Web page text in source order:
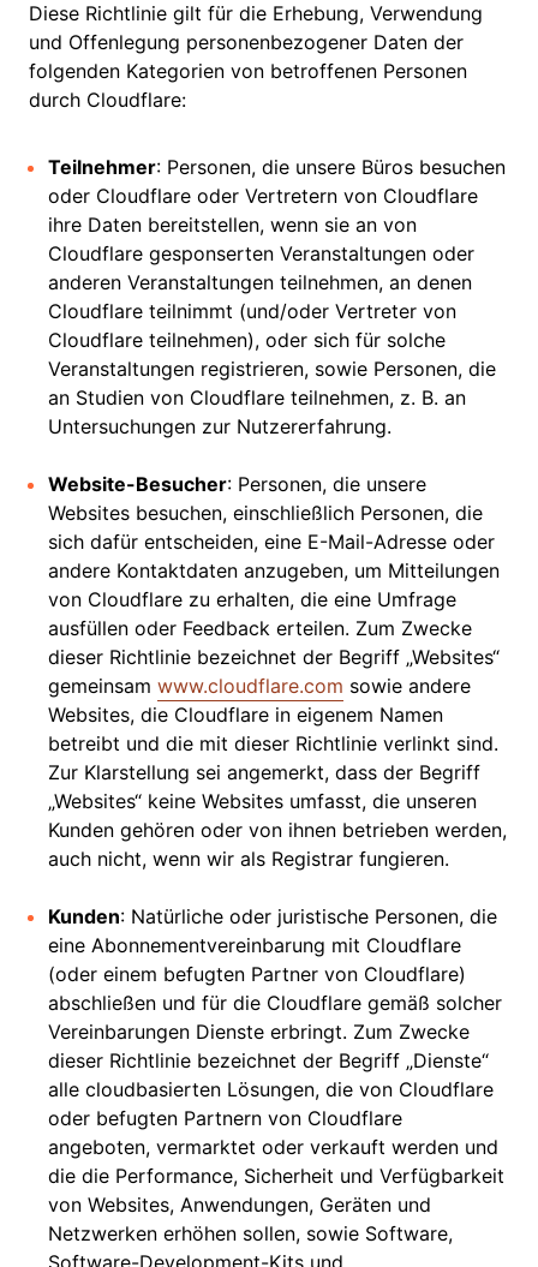
Diese Richtlinie gilt für die Erhebung, Verwendung
und Offenlegung personenbezogener Daten der
folgenden Kategorien von betroffenen Personen
durch Cloudflare:
Teilnehmer: Personen, die unsere Büros besuchen
oder Cloudflare oder Vertretern von Cloudflare
ihre Daten bereitstellen, wenn sie an von
Cloudflare gesponserten Veranstaltungen oder
anderen Veranstaltungen teilnehmen, an denen
Cloudflare teilnimmt (und/oder Vertreter von
Cloudflare teilnehmen), oder sich für solche
Veranstaltungen registrieren, sowie Personen, die
an Studien von Cloudflare teilnehmen, z. B. an
Untersuchungen zur Nutzererfahrung.
Website-Besucher: Personen, die unsere
Websites besuchen, einschließlich Personen, die
sich dafür entscheiden, eine E-Mail-Adresse oder
andere Kontaktdaten anzugeben, um Mitteilungen
von Cloudflare zu erhalten, die eine Umfrage
ausfüllen oder Feedback erteilen. Zum Zwecke
dieser Richtlinie bezeichnet der Begriff „Websites“
gemeinsam www.cloudflare.com sowie andere
Websites, die Cloudflare in eigenem Namen
betreibt und die mit dieser Richtlinie verlinkt sind.
Zur Klarstellung sei angemerkt, dass der Begriff
„Websites“ keine Websites umfasst, die unseren
Kunden gehören oder von ihnen betrieben werden,
auch nicht, wenn wir als Registrar fungieren.
Kunden: Natürliche oder juristische Personen, die
eine Abonnementvereinbarung mit Cloudflare
(oder einem befugten Partner von Cloudflare)
abschließen und für die Cloudflare gemäß solcher
Vereinbarungen Dienste erbringt. Zum Zwecke
dieser Richtlinie bezeichnet der Begriff „Dienste“
alle cloudbasierten Lösungen, die von Cloudflare
oder befugten Partnern von Cloudflare
angeboten, vermarktet oder verkauft werden und
die die Performance, Sicherheit und Verfügbarkeit
von Websites, Anwendungen, Geräten und
Netzwerken erhöhen sollen, sowie Software,
Software-Development-Kits und